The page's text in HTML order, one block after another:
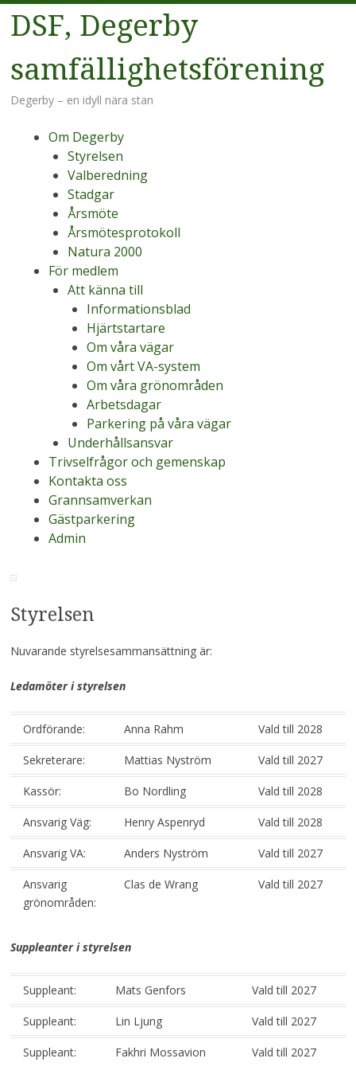
DSF, Degerby
samfällighetsförening
Degerby – en idyll nära stan
Meny
Hoppa
innehåll
Om Degerby
Styrelsen
Valberedning
Stadgar
Årsmöte
Årsmötesprotokoll
Natura 2000
För medlem
Att känna till
Informationsblad
Hjärtstartare
Om våra vägar
Om vårt VA-system
Om våra grönområden
Arbetsdagar
Parkering på våra vägar
Underhållsansvar
Trivselfrågor och gemenskap
Kontakta oss
Grannsamverkan
Gästparkering
Admin
Styrelsen
Nuvarande styrelsesammansättning är:
Ledamöter i styrelsen
Ordförande: Anna Rahm Vald till 2028
Sekreterare: Mattias Nyström Vald till 2027
Kassör: Bo Nordling Vald till 2028
Ansvarig Väg: Henry Aspenryd Vald till 2028
Ansvarig VA: Anders Nyström Vald till 2027
Ansvarig
grönområden:
Clas de Wrang Vald till 2027
Suppleanter i styrelsen
Suppleant: Mats Genfors Vald till 2027
Suppleant: Lin Ljung Vald till 2027
Suppleant: Fakhri Mossavion Vald till 2027